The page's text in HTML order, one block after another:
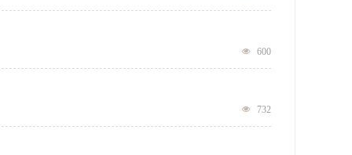
600
732